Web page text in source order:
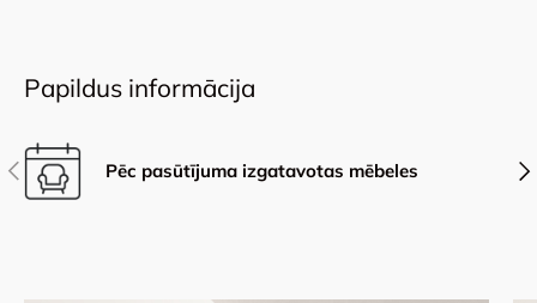
Papildus informācija
Iepriekšējais Pēc pasūtījuma izgatavotas mēbeles